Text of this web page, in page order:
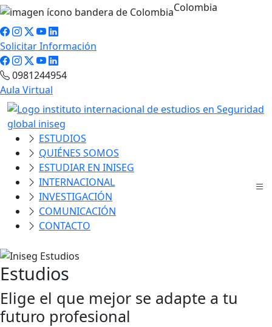
Colombia
Solicitar Información
0981244954
Aula Virtual
ESTUDIOS
QUIÉNES SOMOS
ESTUDIAR EN INISEG
INTERNACIONAL
INVESTIGACIÓN
COMUNICACIÓN
CONTACTO
Estudios
Elige el que mejor se adapte a tu
futuro profesional